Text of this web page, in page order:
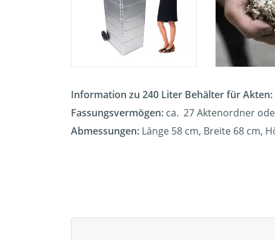
Information zu 240 Liter Behälter für Akten:
Fassungsvermögen: ca. 27 Aktenordner
Abmessungen: Länge 58 cm, Breite 68 cm,